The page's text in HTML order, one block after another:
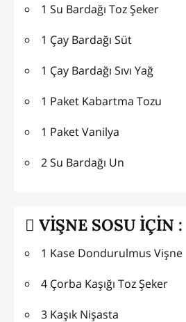
1 Su Bardağı Toz Şeker
1 Çay Bardağı Süt
1 Çay Bardağı Sıvı Yağ
1 Paket Kabartma Tozu
1 Paket Vanilya
2 Su Bardağı Un
VİŞNE SOSU İÇİN :
1 Kase Dondurulmus Vişne
4 Çorba Kaşığı Toz Şeker
3 Kaşık Nişasta